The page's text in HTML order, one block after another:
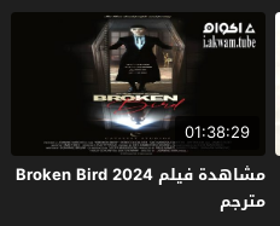
01:38:29
مشاهدة فيلم Broken Bird 2024
مترجم